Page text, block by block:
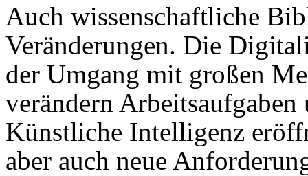
Auch wissenschaftliche
Veränderungen. Die
der Umgang mit großen
verändern
Künstliche Intelligenz
aber auch neue